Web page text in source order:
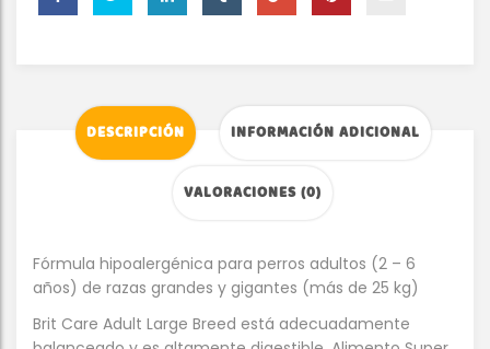
DESCRIPCIÓN INFORMACIÓN ADICIONAL
VALORACIONES (0)
Fórmula hipoalergénica para perros adultos (2 – 6
años) de razas grandes y gigantes (más de 25 kg)
Brit Care Adult Large Breed está adecuadamente